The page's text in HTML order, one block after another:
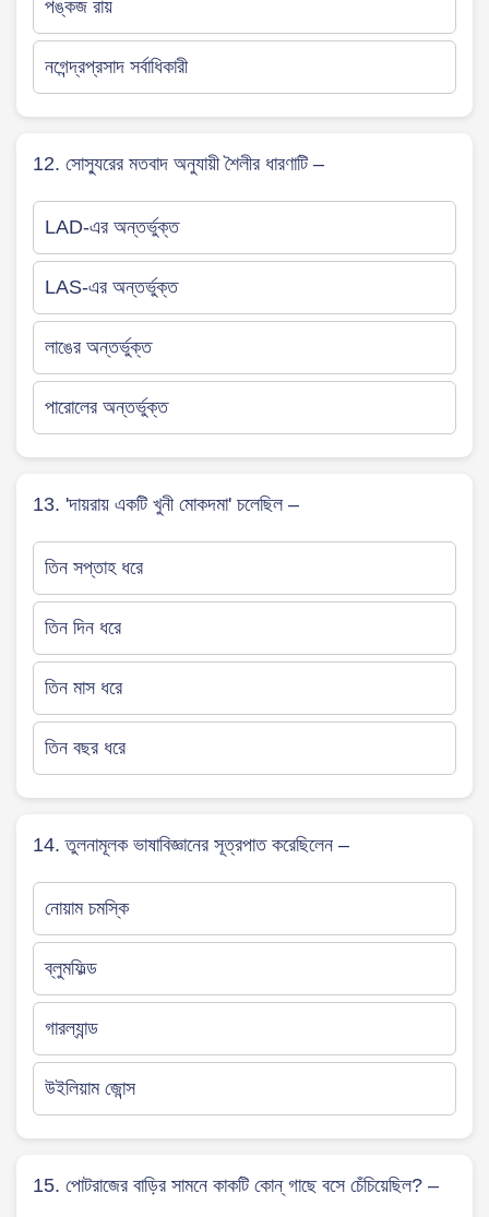
পঙ্কজ রায়
নগেন্দ্রপ্রসাদ সর্বাধিকারী
12. সোস্যুরের মতবাদ অনুযায়ী শৈলীর ধারণাটি –
LAD-এর অন্তর্ভুক্ত
LAS-এর অন্তর্ভুক্ত
লাঙের অন্তর্ভুক্ত
পারোলের অন্তর্ভুক্ত
13. 'দায়রায় একটি খুনী মোকদমা' চলেছিল –
তিন সপ্তাহ ধরে
তিন দিন ধরে
তিন মাস ধরে
তিন বছর ধরে
14. তুলনামূলক ভাষাবিজ্ঞানের সূত্রপাত করেছিলেন –
নোয়াম চমস্কি
ব্লুমফিল্ড
গারল্যান্ড
উইলিয়াম জোন্স
15. পোটরাজের বাড়ির সামনে কাকটি কোন্ গাছে বসে চেঁচিয়েছিল? –